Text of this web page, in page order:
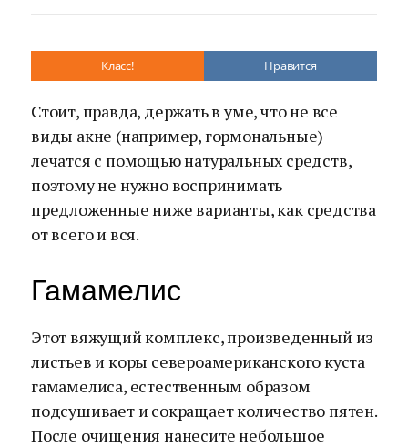
Класс! Нравится
Стоит, правда, держать в уме, что не все
виды акне (например, гормональные)
лечатся с помощью натуральных средств,
поэтому не нужно воспринимать
предложенные ниже варианты, как средства
от всего и вся.
Гамамелис
Этот вяжущий комплекс, произведенный из
листьев и коры североамериканского куста
гамамелиса, естественным образом
подсушивает и сокращает количество пятен.
После очищения нанесите небольшое